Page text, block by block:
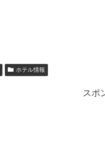
ホテル情報
スポ